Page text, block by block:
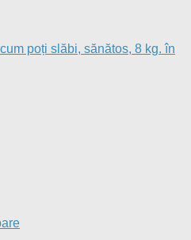
poți slăbi, sănătos, 8 kg. în